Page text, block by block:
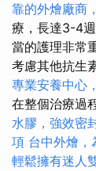
靠的外燴廠商
療，長達3-4
當的護理非常
考慮其他抗生
專業安養中心
在整個治療過
水膠，強效密
項 台中外燴，
輕鬆擁有迷人